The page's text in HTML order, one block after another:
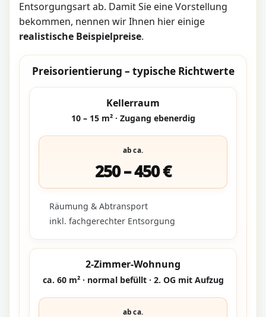
Entsorgungsart ab. Damit Sie eine Vorstellung
bekommen, nennen wir Ihnen hier einige
realistische Beispielpreise.
Preisorientierung – typische Richtwerte
Kellerraum
10 – 15 m² · Zugang ebenerdig
ab ca.
250 – 450 €
Räumung & Abtransport
inkl. fachgerechter Entsorgung
2-Zimmer-Wohnung
ca. 60 m² · normal befüllt · 2. OG mit Aufzug
ab ca.